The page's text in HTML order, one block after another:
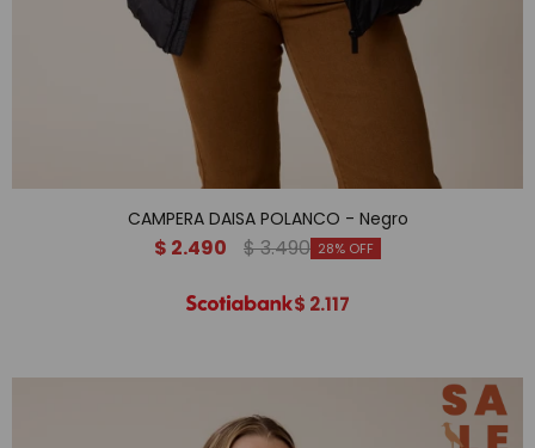
CAMPERA DAISA POLANCO - Negro
$ 2.490 $3.490 28
$ 2.117